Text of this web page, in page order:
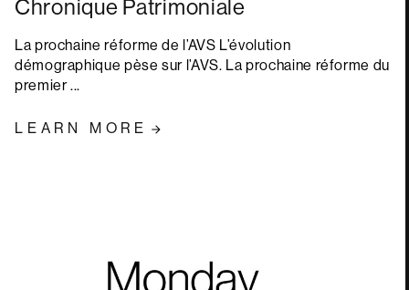
Chronique Patrimoniale
La prochaine réforme de l’AVS L’évolution
démographique pèse sur l’AVS. La prochaine réforme du
premier ...
LEARN MORE